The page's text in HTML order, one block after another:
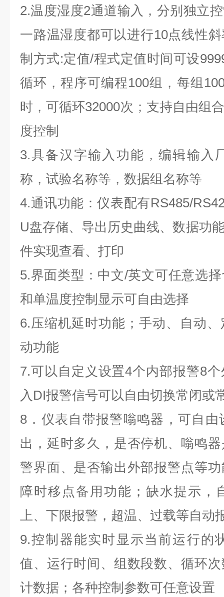
2.温度湿度2通道输入，分别独立
一路温湿度都可以进行10点线性
制方式:定值/程式定值时间可设
循环，程序可编程100组，每组
时，可循环32000次；支持自由组
度控制
3.具备汉字输入功能，编辑输入
称，试验名称等，数据组名称等
4.通讯功能：仪表配有RS485/
U盘存储、导出历史曲线、数据功
件实现查看、打印
5.界面类型：中文/英文可任意选
和单温度控制显示可自由选择
6.压缩机延时功能；手动、自动
动功能
7.可以自定义设置4个内部报警8
入DI报警信号可以自由切换常闭或
8．仪表自带报警嗡鸣器，可自
出，延时多久，是否停机、嗡鸣
警界面、是否输出外部报警点等
障时移点备用功能；缺水提示，
上、下限报警，超温、过载等自动
9.控制器能实时显示当前运行的
值、运行时间、组数段数、循环
计数据；各种控制参数可任意设置